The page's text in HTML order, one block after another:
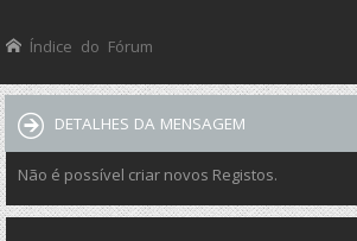
Índice do Fórum
DETALHES DA MENSAGEM
Não é possível criar novos Registos.